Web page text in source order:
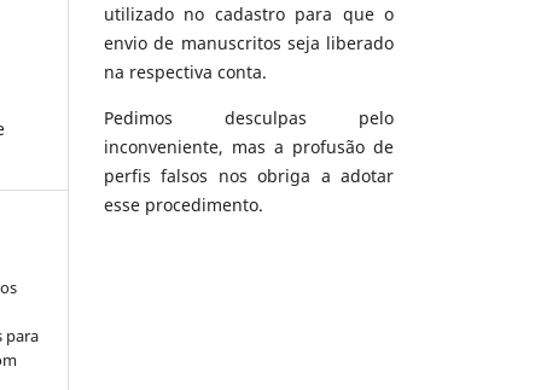
para
utilizado no cadastro para que o
envio de manuscritos seja liberado
na respectiva conta.
Pedimos desculpas pelo
inconveniente, mas a profusão de
perfis falsos nos obriga a adotar
esse procedimento.